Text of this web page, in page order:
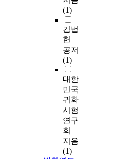
(1)
김법
헌
공저
(1)
대한
민국
귀화
시험
연구
회
지음
(1)